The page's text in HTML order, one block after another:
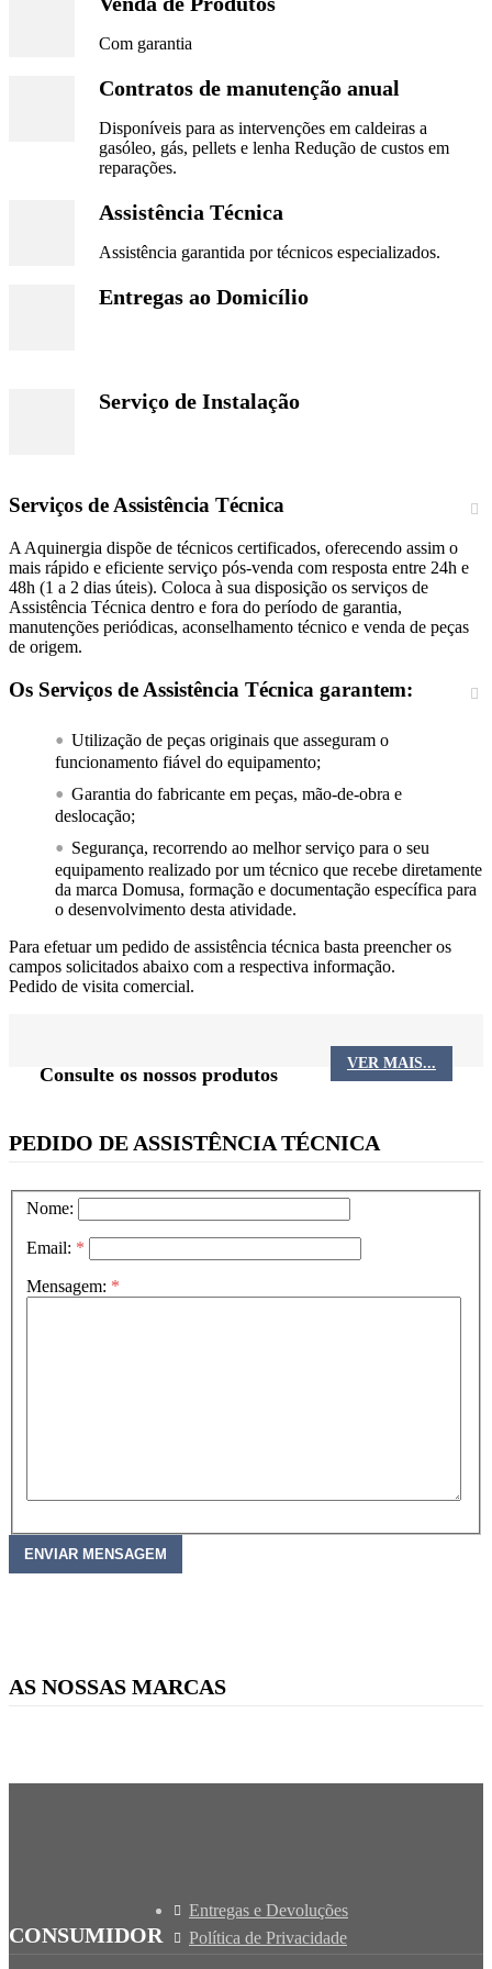
Com garantia
Contratos de manutenção anual
Disponíveis para as intervenções em caldeiras a
gasóleo, gás, pellets e lenha Redução de custos em
reparações.
Assistência Técnica
Assistência garantida por técnicos especializados.
Entregas ao Domicílio
Serviço de Instalação
Serviços de Assistência Técnica
A Aquinergia dispõe de técnicos certificados, oferecendo assim o
mais rápido e eficiente serviço pós-venda com resposta entre 24h e
48h (1 a 2 dias úteis). Coloca à sua disposição os serviços de
Assistência Técnica dentro e fora do período de garantia,
manutenções periódicas, aconselhamento técnico e venda de peças
de origem.
Os Serviços de Assistência Técnica garantem:
Utilização de peças originais que asseguram o
funcionamento fiável do equipamento;
Garantia do fabricante em peças, mão-de-obra e
deslocação;
Segurança, recorrendo ao melhor serviço para o seu
equipamento realizado por um técnico que recebe diretamente
da marca Domusa, formação e documentação específica para
o desenvolvimento desta atividade.
Para efetuar um pedido de assistência técnica basta preencher os
campos solicitados abaixo com a respectiva informação.
Pedido de visita comercial.
Consulte os nossos produtos
VER MAIS...
PEDIDO DE ASSISTÊNCIA TÉCNICA
Nome:
Email: *
Mensagem: *
AS NOSSAS MARCAS
CONSUMIDOR
Entregas e Devoluções
Política de Privacidade